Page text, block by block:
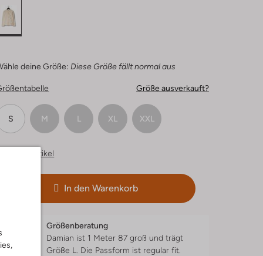
deine Größe: Diese Größe fällt normal aus
Größe ausverkauft?
S M L XL XXL
Artikel
In den Warenkorb
Größenberatung
Damian ist 1 Meter 87 groß und trägt
Größe L. Die Passform ist regular fit.